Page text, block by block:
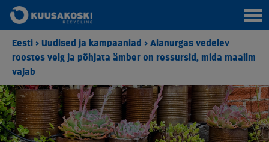
Eesti > Uudised ja kampaaniad > Aianurgas vedelev
roostes velg ja põhjata ämber on ressursid, mida maailm
vajab